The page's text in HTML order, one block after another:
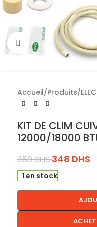
Cliquez pour
Accueil/Produits/
KIT DE CLIM
12000/18000
359DHS 348 DHS
1 en stock